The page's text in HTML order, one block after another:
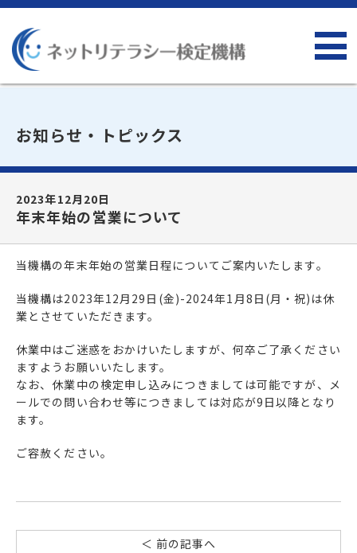
お知らせ・トピックス
2023年12月20日
年末年始の営業について
当機構の年末年始の営業日程についてご案内いたします。
当機構は2023年12月29日(金)-2024年1月8日(月・祝)は休
業とさせていただきます。
休業中はご迷惑をおかけいたしますが、何卒ご了承ください
ますようお願いいたします。
なお、休業中の検定申し込みにつきましては可能ですが、メ
ールでの問い合わせ等につきましては対応が9日以降となり
ます。
ご容赦ください。
＜ 前の記事へ